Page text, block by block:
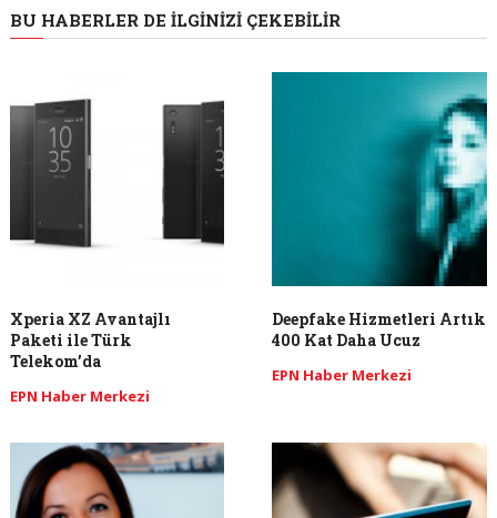
BU HABERLER DE İLGINIZI ÇEKEBILIR
Xperia XZ Avantajlı
Paketi ile Türk
Telekom’da
EPN Haber Merkezi
Deepfake Hizmetleri Artık
400 Kat Daha Ucuz
EPN Haber Merkezi